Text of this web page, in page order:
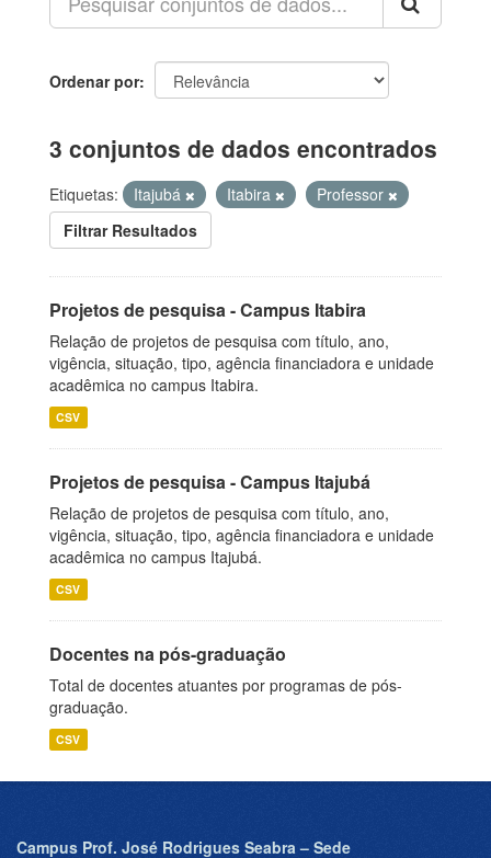
Ordenar por
3 conjuntos de dados encontrados
Etiquetas: Itajubá Itabira
Professor
Filtrar Resultados
Projetos de pesquisa - Campus Itabira
Relação de projetos de pesquisa com título, ano,
vigência, situação, tipo, agência financiadora e unidade
acadêmica no campus Itabira.
CSV
Projetos de pesquisa - Campus Itajubá
Relação de projetos de pesquisa com título, ano,
vigência, situação, tipo, agência financiadora e unidade
acadêmica no campus Itajubá.
CSV
Docentes na pós-graduação
Total de docentes atuantes por programas de pós-
graduação.
CSV
Campus Prof. José Rodrigues Seabra – Sede